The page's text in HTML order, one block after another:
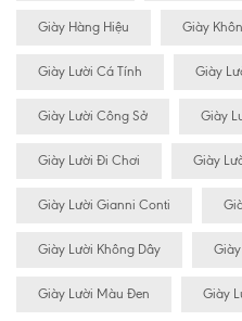
Giày Hàng Hiệu Giày
Giày Lười Cá Tính Giày
Giày Lười Công Sở Giày
Giày Lười Đi Chơi Giày
Giày Lười Gianni Conti
Giày Lười Không Dây
Giày Lười Màu Đen Giày